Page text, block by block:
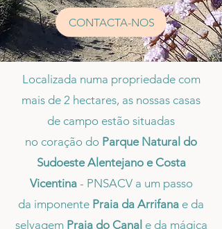
CONTACTA-NOS
Localizada numa propriedade com
mais de 2 hectares, as nossas casas
de campo estão situadas
no coração do Parque Natural do
Sudoeste Alentejano e Costa
Vicentina- PNSACV a um passo
da imponente Praia da Arrifana e da
selvagem Praia do Canal e da mágica